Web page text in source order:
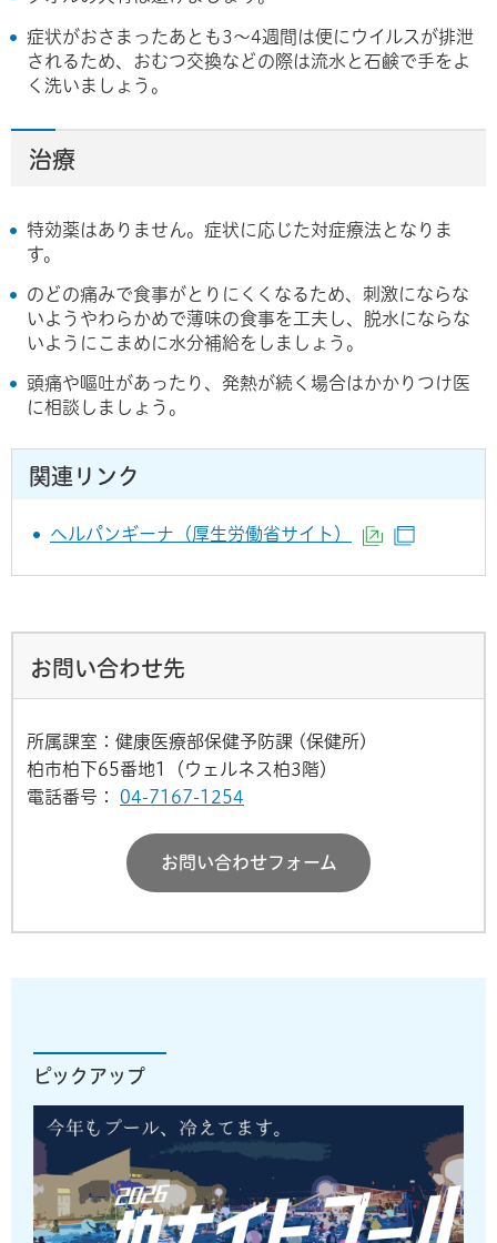
症状がおさまったあとも3～4週間は便にウイルスが排泄
されるため、おむつ交換などの際は流水と石鹸で手をよ
く洗いましょう。
治療
特効薬はありません。症状に応じた対症療法となりま
す。
のどの痛みで食事がとりにくくなるため、刺激にならな
いようやわらかめで薄味の食事を工夫し、脱水にならな
いようにこまめに水分補給をしましょう。
頭痛や嘔吐があったり、発熱が続く場合はかかりつけ医
に相談しましょう。
関連リンク
ヘルパンギーナ（厚生労働省サイト） （外部サイ
お問い合わせ先
所属課室：健康医療部保健予防課 (保健所)
柏市柏下65番地1（ウェルネス柏3階）
電話番号：
04-7167-1254
お問い合わせフォーム
ピックアップ